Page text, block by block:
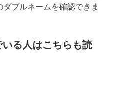
ブルネームを確認できま
る人はこちらも読